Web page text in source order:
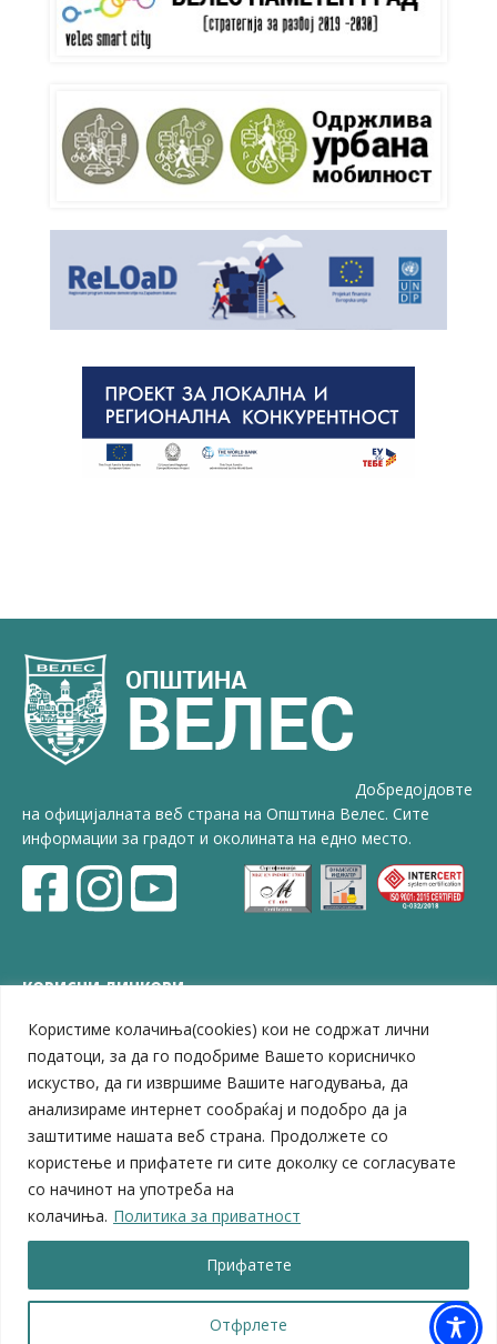
Користиме колачиња(cookies) кои не содржат лични
податоци, за да го подобриме Вашето корисничко
искуство, да ги извршиме Вашите нагодувања, да
анализираме интернет сообраќај и подобро да ја
заштитиме нашата веб страна. Продолжете со
користење и прифатете ги сите доколку се согласувате
со начинот на употреба на
колачиња. Политика за приватност
Отфрлете
Прифатете
Добредојдовте
на официјалната веб страна на Општина Велес. Сите
информации за градот и околината на едно место.
КОРИСНИ ЛИНКОВИ
ЗЕЛС – Заедница на единиците на локална самоуправа
Центар за развој на Вардарски плански регион
Јавно комунално претпријатие „Дервен“
ЈПССО „Парк – спорт и паркинзи“
ЛБ „Гоце Делчев“
ЛУ „Народен Музеј“
Влада на Република Северна Македонија
Собрание на Република Северна Македонија
Министерство за финансии
Министерство за транспорт
Министерство за локална самоуправа
Министерство за дигитална трансформација
Министерство за јавна администрација